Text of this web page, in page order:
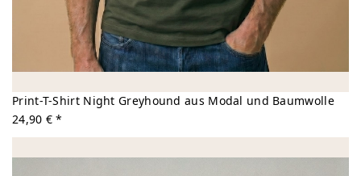
Print-T-Shirt Night Greyhound aus Modal und Baumwolle
24,90 € *